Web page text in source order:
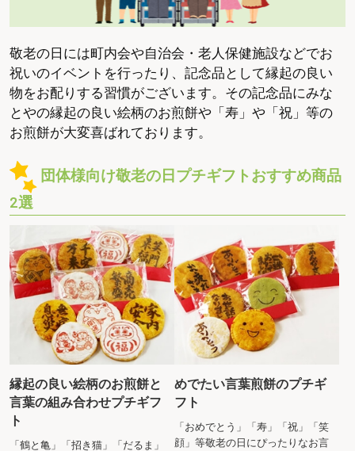
ん。誕生日当日だけでなく、正月やお盆、敬老の日
グでお祝いの会を開くとよいでしょう。
敬老の日には町内会や自治会・老人保健施設などでお
祝いのイベントを行ったり、記念品として縁起の良い
物をお配りする習慣がございます。その記念品にみな
とやの縁起の良い絵柄のお煎餅や「寿」や「祝」等の
お煎餅が大変喜ばれております。
団体様向け敬老の日プチギフトおすすめ商品
2選
縁起の良い絵柄のお煎餅と
言葉の組み合わせプチギフ
ト
「鶴と亀」「招き猫」「だるま」
めでたい言葉煎餅のプチギ
フト
「おめでとう」「寿」「祝」「笑
顔」等敬老の日にぴったりなお言